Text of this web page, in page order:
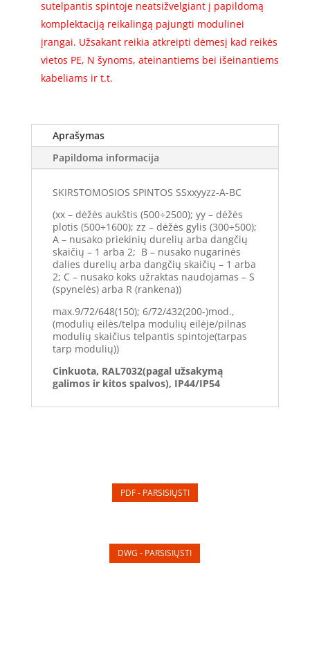
sutelpantis spintoje neatsižvelgiant į papildomą
komplektaciją reikalingą pajungti modulinei
įrangai. Užsakant reikia atkreipti dėmesį kad reikės
vietos PE, N šynoms, ateinantiems bei išeinantiems
kabeliams ir t.t.
Aprašymas
Papildoma informacija
SKIRSTOMOSIOS SPINTOS SSxxyyzz-A-BC
(xx – dėžės aukštis (500÷2500); yy – dėžės
plotis (500÷1600); zz – dėžės gylis (300÷500);
A – nusako priekinių durelių arba dangčių
skaičių – 1 arba 2; B – nusako nugarinės
dalies durelių arba dangčių skaičių – 1 arba
2; C – nusako koks užraktas naudojamas – S
(spynelės) arba R (rankena))
max.9/72/648(150); 6/72/432(200-)mod.,
(modulių eilės/telpa modulių eilėje/pilnas
modulių skaičius telpantis spintoje(tarpas
tarp modulių))
Cinkuota, RAL7032(pagal užsakymą
galimos ir kitos spalvos), IP44/IP54
PDF - PARSISIŲSTI
DWG - PARSISIŲSTI